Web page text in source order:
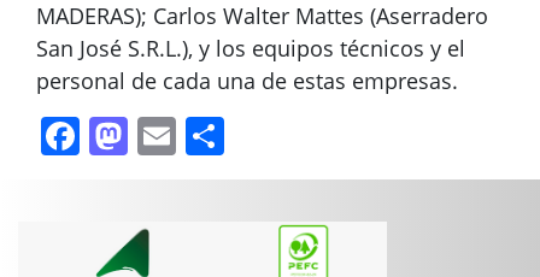
MADERAS); Carlos Walter Mattes (Aserradero
San José S.R.L.), y los equipos técnicos y el
personal de cada una de estas empresas.
Facebook
Mastodon
Email